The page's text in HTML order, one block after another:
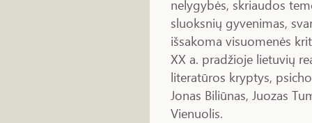
nelygybės, skriaudos
sluoksnių gyvenimas,
išsakoma visuomenės
XX a. pradžioje lietuvių
literatūros kryptys,
Jonas Biliūnas, Juozas
Vienuolis.